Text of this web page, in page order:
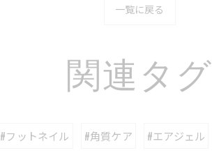
一覧に戻る
関連タグ
#フットネイル #角質ケア #エアジェル